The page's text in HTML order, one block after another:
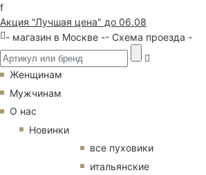
f
Акция "Лучшая цена" до 06.08
- магазин в Москве -- Схема проезда -
Женщинам
Мужчинам
О нас
Новинки
все пуховики
итальянские